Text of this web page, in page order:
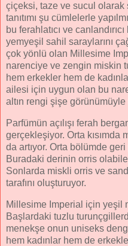
çiçeksi, taze ve sucul olarak
tanıtımı şu cümlelerle
bu ferahlatıcı ve
yemyeşil sahil saraylarını
çok yönlü olan Millesime
narenciye ve zengin miskin
hem erkekler hem de
ailesi için uygun olan bu
altın rengi şişe görünümüyle
Parfümün açılışı ferah
gerçekleşiyor. Orta kısımda
da artıyor. Orta bölümde
Buradaki derinin orris
Sonlarda miskli orris ve
tarafını oluşturuyor.
Millesime Imperial için yeşil
Başlardaki tuzlu
menekşe onun uniseks
hem kadınlar hem de